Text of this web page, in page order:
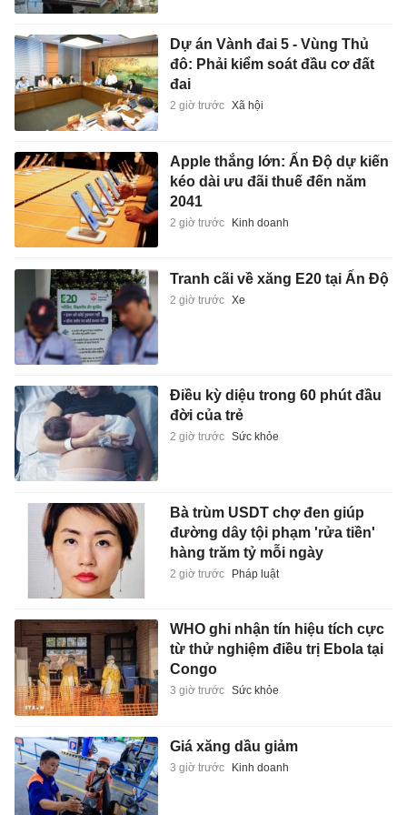
Dự án Vành đai 5 - Vùng Thủ
đô: Phải kiểm soát đầu cơ đất
đai
2 giờ trước Xã hội
Apple thắng lớn: Ấn Độ dự kiến
kéo dài ưu đãi thuế đến năm
2041
2 giờ trước Kinh doanh
Tranh cãi về xăng E20 tại Ấn Độ
2 giờ trước Xe
Điều kỳ diệu trong 60 phút đầu
đời của trẻ
2 giờ trước Sức khỏe
Bà trùm USDT chợ đen giúp
đường dây tội phạm 'rửa tiền'
hàng trăm tỷ mỗi ngày
2 giờ trước Pháp luật
WHO ghi nhận tín hiệu tích cực
từ thử nghiệm điều trị Ebola tại
Congo
3 giờ trước Sức khỏe
Giá xăng dầu giảm
3 giờ trước Kinh doanh